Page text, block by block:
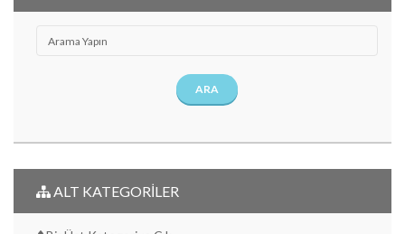
ARA
ALT KATEGORİLER